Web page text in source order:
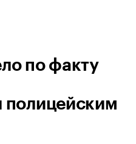
по факту
полицейским